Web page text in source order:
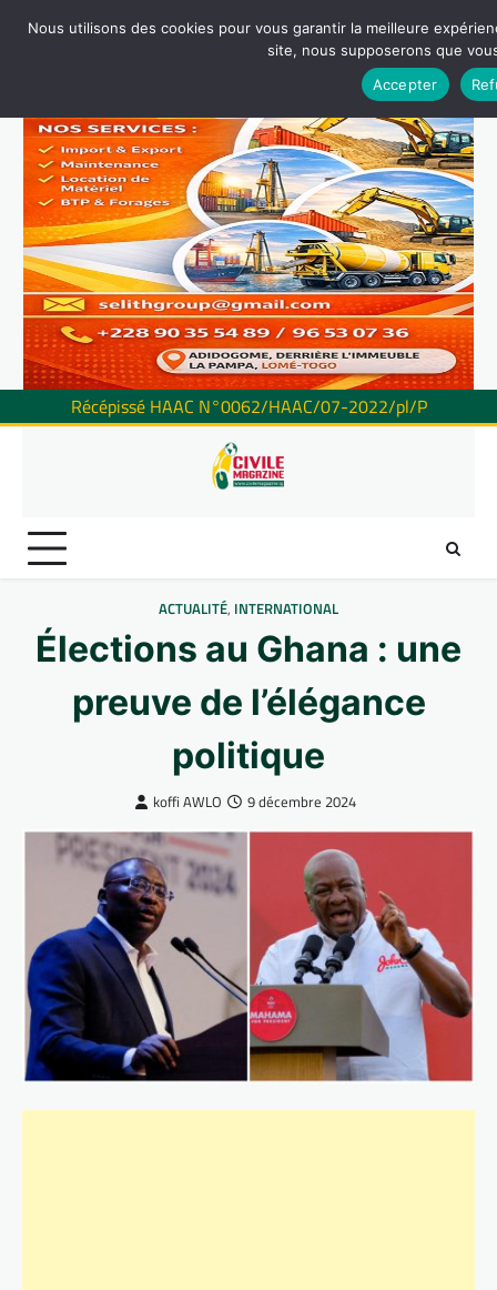
Récépissé HAAC N°0062/HAAC/07-2022/pl/P
ACTUALITÉ, INTERNATIONAL
Élections au Ghana : une
preuve de l’élégance
politique
koffi AWLO 9 décembre 2024
Nous utilisons des cookies pour vous garantir la meilleure
site, nous supposerons que
Accepter